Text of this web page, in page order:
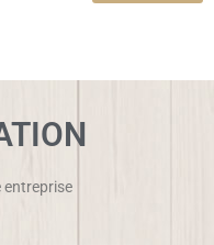
entreprise